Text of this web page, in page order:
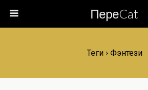
ПереCat
Теги › Фэнтези